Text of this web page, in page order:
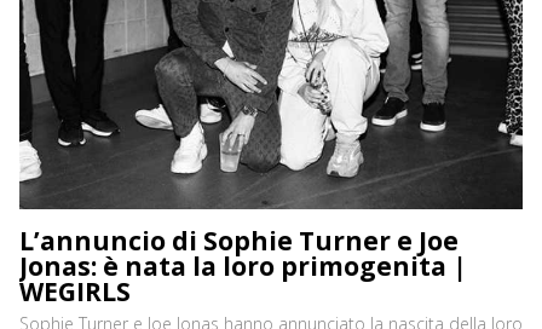
L’annuncio di Sophie Turner e Joe
Jonas: è nata la loro primogenita |
WEGIRLS
Sophie Turner e Joe Jonas hanno annunciato la nascita della loro